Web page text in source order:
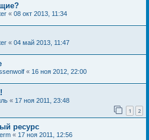
« 08 окт 2013, 11:34
« 04 май 2013, 11:47
« 16 ноя 2012, 22:00
« 17 ноя 2011, 23:48
1 2
ресурс
« 17 ноя 2011, 12:56